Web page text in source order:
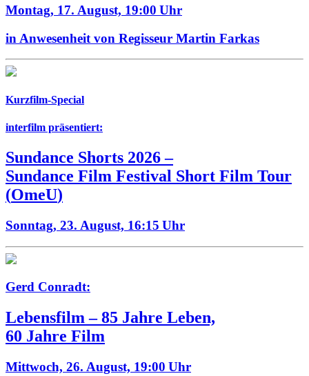
Montag, 17. August, 19:00 Uhr
in Anwesenheit von Regisseur Martin Farkas
Kurzfilm-Special
interfilm präsentiert:
Sundance Shorts 2026–
Sundance Film Festival Short Film Tour
(OmeU)
Sonntag, 23. August, 16:15 Uhr
Gerd Conradt:
Lebensfilm – 85 Jahre Leben,
60 Jahre Film
Mittwoch, 26. August, 19:00 Uhr